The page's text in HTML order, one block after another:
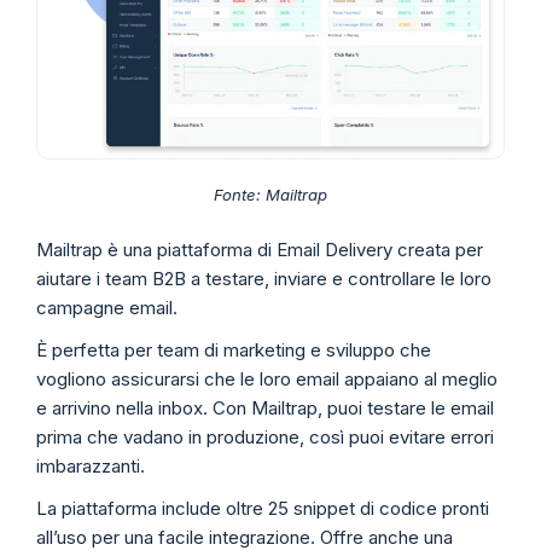
Fonte: Mailtrap
Mailtrap è una piattaforma di Email Delivery creata per
aiutare i team B2B a testare, inviare e controllare le loro
campagne email.
È perfetta per team di marketing e sviluppo che
vogliono assicurarsi che le loro email appaiano al meglio
e arrivino nella inbox. Con Mailtrap, puoi testare le email
prima che vadano in produzione, così puoi evitare errori
imbarazzanti.
La piattaforma include oltre 25 snippet di codice pronti
all’uso per una facile integrazione. Offre anche una